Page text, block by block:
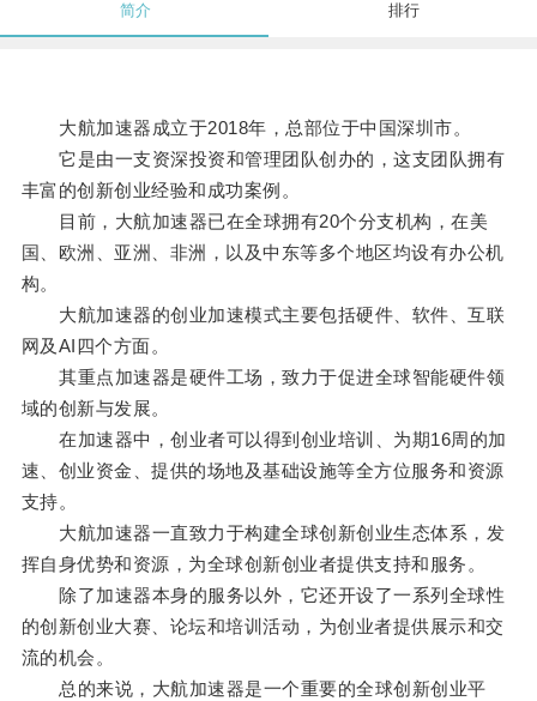
简介 排行
大航加速器成立于2018年，总部位于中国深圳市。
它是由一支资深投资和管理团队创办的，这支团队拥有
丰富的创新创业经验和成功案例。
目前，大航加速器已在全球拥有20个分支机构，在美
国、欧洲、亚洲、非洲，以及中东等多个地区均设有办公机
构。
大航加速器的创业加速模式主要包括硬件、软件、互联
网及AI四个方面。
其重点加速器是硬件工场，致力于促进全球智能硬件领
域的创新与发展。
在加速器中，创业者可以得到创业培训、为期16周的加
速、创业资金、提供的场地及基础设施等全方位服务和资源
支持。
大航加速器一直致力于构建全球创新创业生态体系，发
挥自身优势和资源，为全球创新创业者提供支持和服务。
除了加速器本身的服务以外，它还开设了一系列全球性
的创新创业大赛、论坛和培训活动，为创业者提供展示和交
流的机会。
总的来说，大航加速器是一个重要的全球创新创业平